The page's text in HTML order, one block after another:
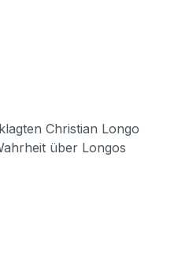
Christian Longo
über Longos